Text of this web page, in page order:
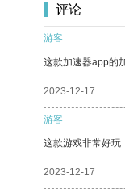
评论
游客
这款加速器app的
2023-12-17
游客
这款游戏非常好玩
2023-12-17